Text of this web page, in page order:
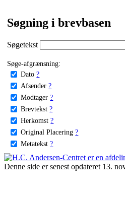
Søgning i brevbasen
Søgetekst
Søge-afgrænsning:
Dato ?
Afsender ?
Modtager ?
Brevtekst ?
Herkomst ?
Original Placering ?
Metatekst ?
Denne side er senest opdateret 13.